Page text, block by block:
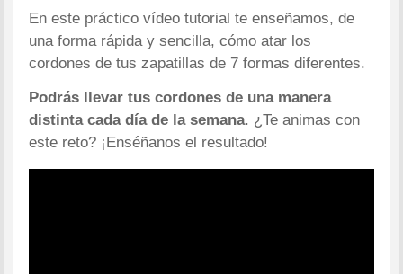
En este práctico vídeo tutorial te enseñamos, de
una forma rápida y sencilla, cómo atar los
cordones de tus zapatillas de 7 formas diferentes.
Podrás llevar tus cordones de una manera
distinta cada día de la semana. ¿Te animas con
este reto? ¡Enséñanos el resultado!